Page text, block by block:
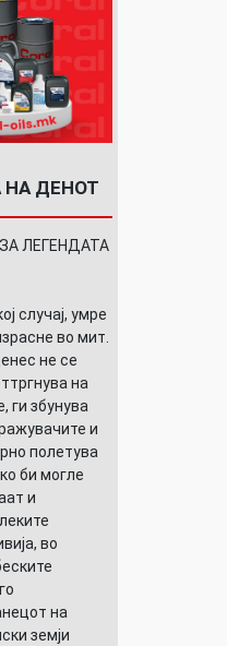
НА ДЕНОТ
ЛЕГЕНДАТА
случај, умре
во мит.
не се
на
ги збунува
и
полетува
би могле
и
во
на
земји